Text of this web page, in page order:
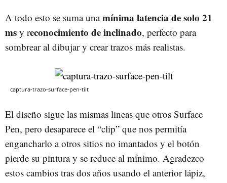
A todo esto se suma unamínima latencia de solo 21
ms y reconocimiento de inclinado, perfecto para
sombrear al dibujar y crear trazos más realistas.
captura-trazo-surface-pen-tilt
El diseño sigue las mismas lineas que otros Surface
Pen, pero desaparece el “clip” que nos permitía
engancharlo a otros sitios no imantados y el botón
pierde su pintura y se reduce al mínimo. Agradezco
estos cambios tras dos años usando el anterior lápiz,